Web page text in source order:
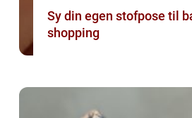
Sy din egen stofpose til
shopping